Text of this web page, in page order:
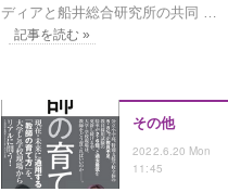
ディアと船井総合研究所の共同 …
記事を読む »
その他
2022.6.20 Mon
11:45